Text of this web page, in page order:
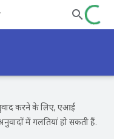
करने के लिए, एआई
में गलतियां हो सकती हैं.